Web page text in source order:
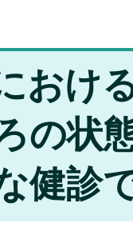
おけ
の状
健診